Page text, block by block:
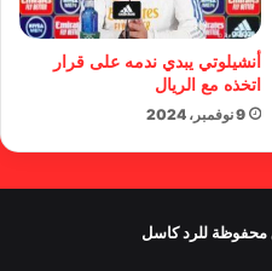
أنشيلوتي يبدي ندمه على قرار
اتخذه مع الريال
9 نوفمبر، 2024